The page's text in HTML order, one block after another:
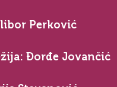
Perković
Đorđe Jovančić